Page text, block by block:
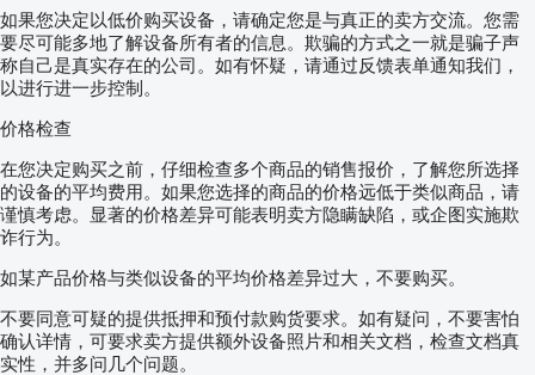
如果您决定以低价购买设备，请确定您是与真正的卖方交流。您需
要尽可能多地了解设备所有者的信息。欺骗的方式之一就是骗子声
称自己是真实存在的公司。如有怀疑，请通过反馈表单通知我们，
以进行进一步控制。
价格检查
在您决定购买之前，仔细检查多个商品的销售报价，了解您所选择
的设备的平均费用。如果您选择的商品的价格远低于类似商品，请
谨慎考虑。显著的价格差异可能表明卖方隐瞒缺陷，或企图实施欺
诈行为。
如某产品价格与类似设备的平均价格差异过大，不要购买。
不要同意可疑的提供抵押和预付款购货要求。如有疑问，不要害怕
确认详情，可要求卖方提供额外设备照片和相关文档，检查文档真
实性，并多问几个问题。